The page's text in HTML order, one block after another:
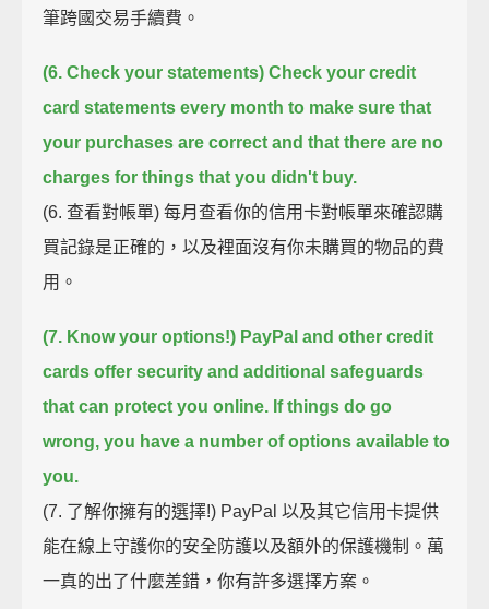
筆跨國交易手續費。
(6. Check your statements) Check your credit
card statements every month to make sure that
your purchases are correct and that there are no
charges for things that you didn't buy.
(6. 查看對帳單) 每月查看你的信用卡對帳單來確認購
買記錄是正確的，以及裡面沒有你未購買的物品的費
用。
(7. Know your options!) PayPal and other credit
cards offer security and additional safeguards
that can protect you online. If things do go
wrong, you have a number of options available to
you.
(7. 了解你擁有的選擇!) PayPal 以及其它信用卡提供
能在線上守護你的安全防護以及額外的保護機制。萬
一真的出了什麼差錯，你有許多選擇方案。